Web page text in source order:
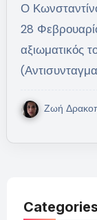
Ο Κωνσταντίνος Μανιαδάκης (25 Ιουλίου 1893 –
28
αξιωματικός
Ζωή
Categories